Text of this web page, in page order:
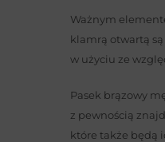
Ważnym
klamrą otwartą
w użyciu ze
Pasek brązowy
z pewnością
które także będą